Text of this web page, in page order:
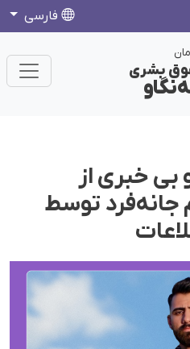
فارسی
بشری
بی خبری از
جانه‌فرد توسط